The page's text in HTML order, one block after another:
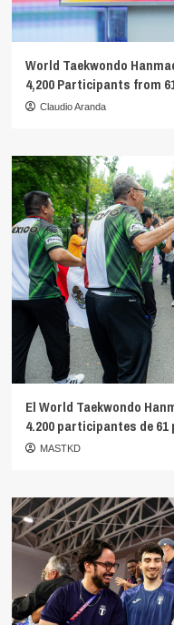
World Taekwondo
4,200 Participants from
Claudio Aranda
El World Taekwondo
4.200 participantes de 61
MASTKD